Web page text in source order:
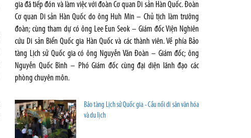
gia đã tiếp đón và làm việc với đoàn Cơ quan Di sản Hàn Quốc. Đoàn
Cơ quan Di sản Hàn Quốc do ông Huh Min – Chủ tịch làm trưởng
đoàn; cùng tham dự có ông Lee Eun Seok – Giám đốc Viện Nghiên
cứu Di sản Biển Quốc gia Hàn Quốc và các thành viên. Về phía Bảo
tàng Lịch sử Quốc gia có ông Nguyễn Văn Đoàn – Giám đốc; ông
Nguyễn Quốc Bình – Phó Giám đốc cùng đại diện lãnh đạo các
phòng chuyên môn.
Bảo tàng Lịch sử Quốc gia - Cầu nối di sản văn hóa
và du lịch